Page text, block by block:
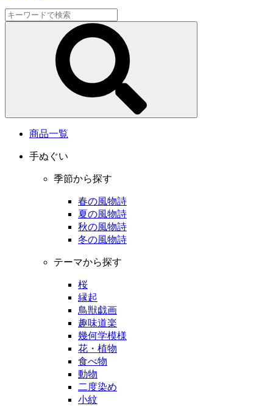
商品一覧
手ぬぐい
季節から探す
春の風物詩
夏の風物詩
秋の風物詩
冬の風物詩
テーマから探す
桜
縁起
鳥獣戯画
趣味道楽
幾何学模様
花・植物
食べ物
動物
二度染め
小紋